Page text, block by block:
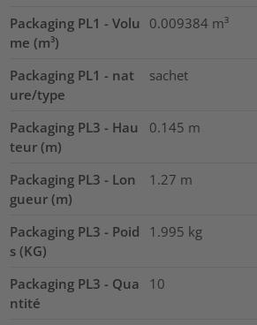
Packaging PL1 - Volu
me (m³)
0.009384 m³
Packaging PL1 - nat
ure/type
sachet
Packaging PL3 - Hau
teur (m)
0.145 m
Packaging PL3 - Lon
gueur (m)
1.27 m
Packaging PL3 - Poid
s (KG)
1.995 kg
Packaging PL3 - Qua
ntité
10